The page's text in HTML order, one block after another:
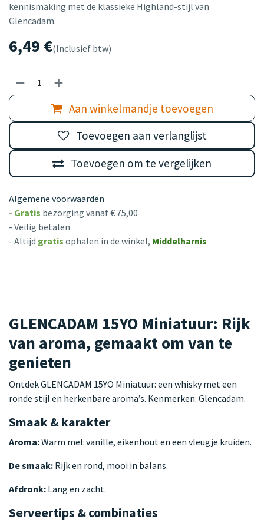
kennismaking met de klassieke Highland-stijl van
Glencadam.
6,49 €(Inclusief btw)
Aan winkelmandje toevoegen
Toevoegen om te vergelijken
Toevoegen aan verlanglijst
Algemene voorwaarden
- Gratis bezorging vanaf € 75,00
- Veilig betalen
- Altijd gratis ophalen in de winkel, Middelharnis
GLENCADAM 15YO Miniatuur: Rijk
van aroma, gemaakt om van te
genieten
Ontdek GLENCADAM 15YO Miniatuur: een whisky met een
ronde stijl en herkenbare aroma’s. Kenmerken: Glencadam.
Smaak & karakter
Aroma:Warm met vanille, eikenhout en een vleugje kruiden.
De smaak: Rijk en rond, mooi in balans.
Afdronk: Lang en zacht.
Serveertips & combinaties